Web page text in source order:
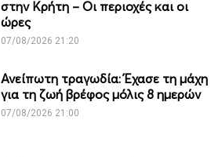
στην Κρήτη – Οι περιοχές και οι
ώρες
07/08/2026 21:20
Ανείπωτη τραγωδία: Έχασε τη μάχη
για τη ζωή βρέφος μόλις 8 ημερών
07/08/2026 21:00